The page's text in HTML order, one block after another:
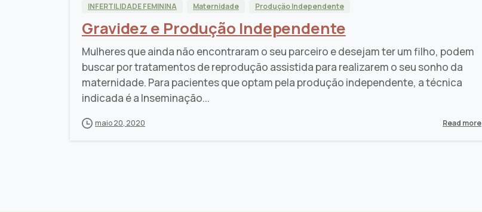
INFERTILIDADE FEMININA
Maternidade Produção Independente
Gravidez e Produção Independente
Mulheres que ainda não encontraram o seu parceiro e desejam ter um filho, podem
buscar por tratamentos de reprodução assistida para realizarem o seu sonho da
maternidade. Para pacientes que optam pela produção independente, a técnica
indicada é a Inseminação...
maio 20, 2020 Read more